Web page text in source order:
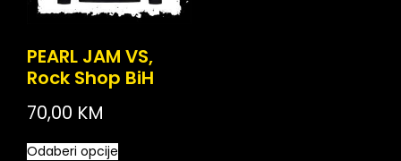
PEARL JAM VS,
Rock Shop BiH
70,00 KM
Odaberi opcije